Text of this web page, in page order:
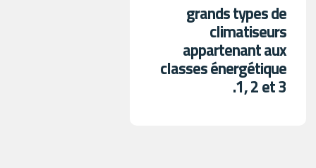
grands types de
climatiseurs
appartenant aux
classes énergétique
1, 2 et 3.